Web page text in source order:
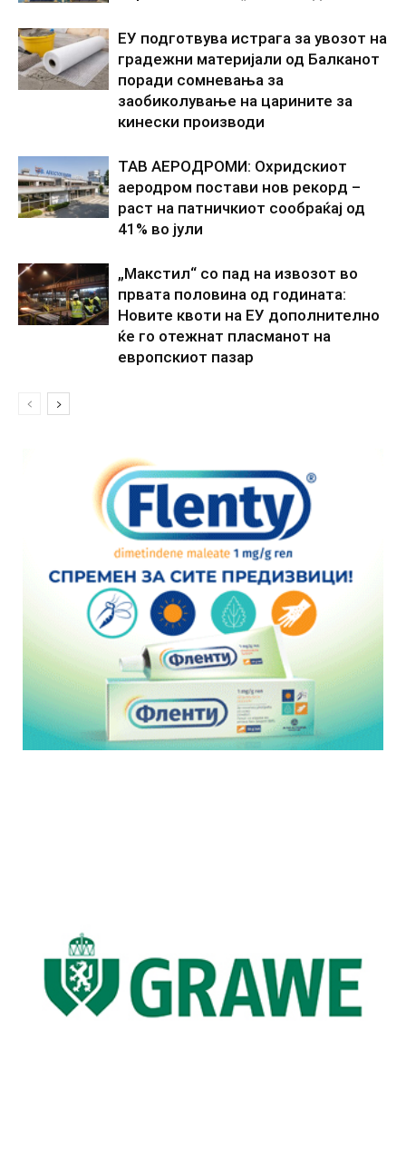
ЕУ подготвува истрага за увозот на
градежни материјали од Балканот
поради сомневања за
заобиколување на царините за
кинески производи
ТАВ АЕРОДРОМИ: Охридскиот
аеродром постави нов рекорд –
раст на патничкиот сообраќај од
41% во јули
„Макстил“ со пад на извозот во
првата половина од годината:
Новите квоти на ЕУ дополнително
ќе го отежнат пласманот на
европскиот пазар